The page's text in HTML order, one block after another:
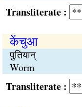
:
केंचुआ
पुतियान्
Worm
: